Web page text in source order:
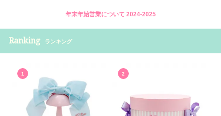
年末年始営業について 2024-2025
Ranking ランキング
1 2